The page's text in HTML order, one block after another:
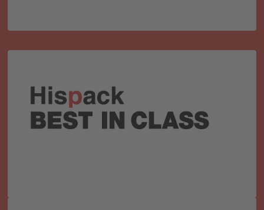
¡Aprende de los mejores! Te presentamos los
proyectos internacionales más relevantes y